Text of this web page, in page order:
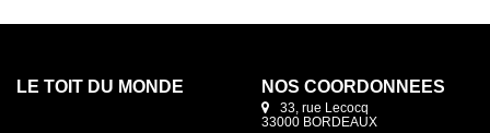
LE TOIT DU MONDE NOS COORDONNÉES
33, rue Lecocq
33000 BORDEAUX